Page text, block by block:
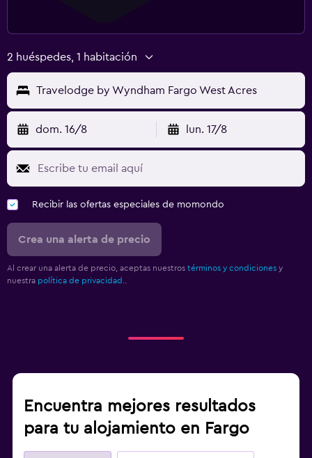
2 huéspedes, 1 habitación
Travelodge by Wyndham Fargo West Acres
dom. 16/8 lun. 17/8
Recibir las ofertas especiales de momondo
Crea una alerta de precio
Al crear una alerta de precio, aceptas nuestros términos y condiciones y
nuestra política de privacidad.
Encuentra mejores resultados
para tu alojamiento en Fargo